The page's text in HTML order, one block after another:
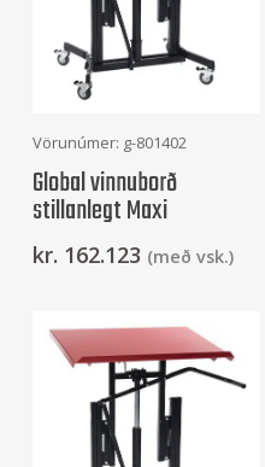
Frekari Upplýsingar
Vörunúmer: g-801402
Global vinnuborð
stillanlegt Maxi
kr. 162.123 (með vsk.)